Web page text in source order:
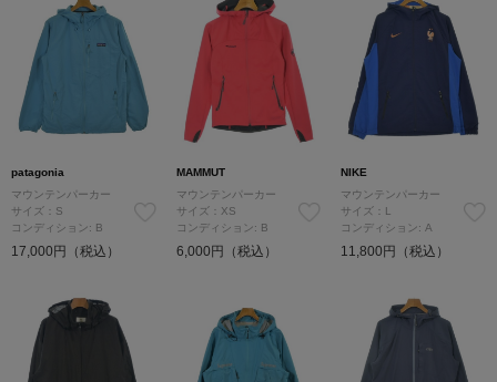
patagonia
マウンテンパーカー
サイズ：S
コンディション: B
17,000円（税込）
MAMMUT
マウンテンパーカー
サイズ：XS
コンディション: B
6,000円（税込）
NIKE
マウンテンパーカー
サイズ：L
コンディション: A
11,800円（税込）